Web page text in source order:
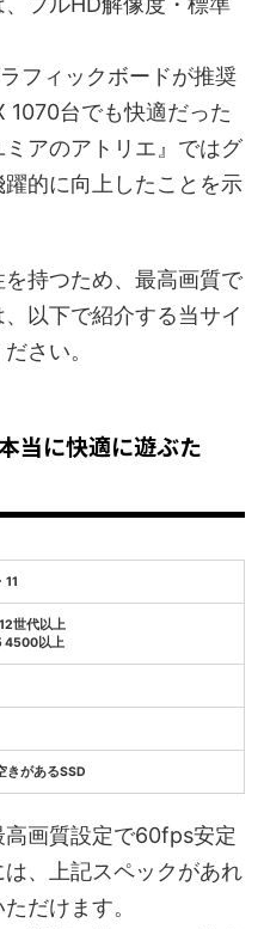
フィックボードが推奨
1070台でも快適だった
アのアトリエ』ではグ
的に向上したことを示
持つため、最高画質で
以下で紹介する当サイ
さい。
当に快適に遊ぶた
世代以上
4500以上
きがあるSSD
高画質設定で60fps安定
、上記スペックがあれ
だけます。